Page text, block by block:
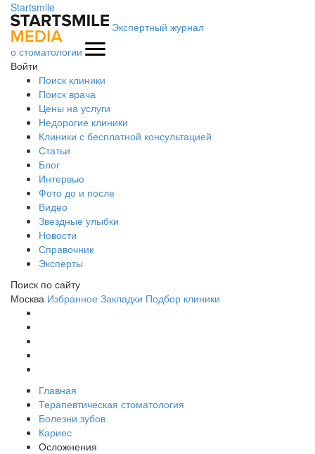
Startsmile
Экспертный журнал
о стоматологии
Войти
Поиск клиники
Поиск врача
Цены на услуги
Недорогие клиники
Клиники с бесплатной консультацией
Статьи
Блог
Интервью
Фото до и после
Видео
Звездные улыбки
Новости
Справочник
Эксперты
Поиск по сайту
Москва Избранное Закладки Подбор клиники
Главная
Терапевтическая стоматология
Болезни зубов
Кариес
Осложнения